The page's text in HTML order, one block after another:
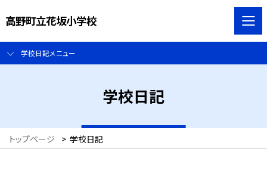
高野町立花坂小学校
学校日記メニュー
学校日記
トップページ > 学校日記